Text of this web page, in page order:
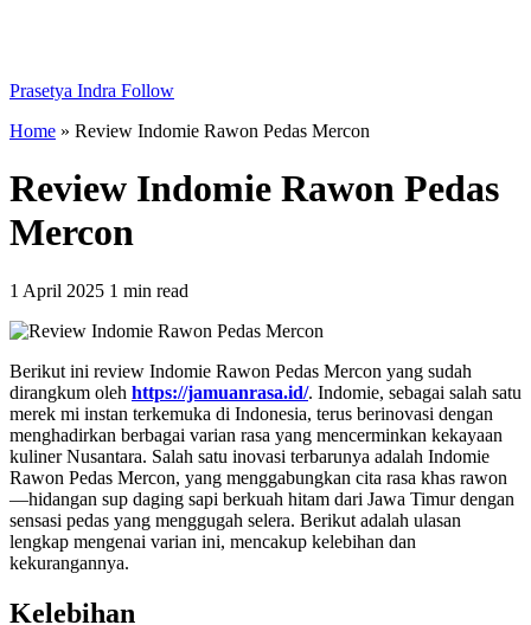
Prasetya Indra Follow
Home » Review Indomie Rawon Pedas Mercon
Review Indomie Rawon Pedas
Mercon
1 April 2025 1 min read
Berikut ini review Indomie Rawon Pedas Mercon yang sudah
dirangkum oleh https://jamuanrasa.id/. Indomie, sebagai salah satu
merek mi instan terkemuka di Indonesia, terus berinovasi dengan
menghadirkan berbagai varian rasa yang mencerminkan kekayaan
kuliner Nusantara. Salah satu inovasi terbarunya adalah Indomie
Rawon Pedas Mercon, yang menggabungkan cita rasa khas rawon
—hidangan sup daging sapi berkuah hitam dari Jawa Timur dengan
sensasi pedas yang menggugah selera. Berikut adalah ulasan
lengkap mengenai varian ini, mencakup kelebihan dan
kekurangannya.
Kelebihan